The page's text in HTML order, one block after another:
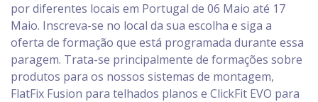
por diferentes locais em Portugal de 06 Maio até 17
Maio. Inscreva-se no local da sua escolha e siga a
oferta de formação que está programada durante essa
paragem. Trata-se principalmente de formações sobre
produtos para os nossos sistemas de montagem,
FlatFix Fusion para telhados planos e ClickFit EVO para